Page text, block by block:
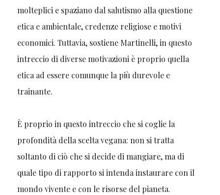
molteplici e spaziano dal salutismo alla questione
etica e ambientale, credenze religiose e motivi
economici. Tuttavia, sostiene Martinelli, in questo
intreccio di diverse motivazioni è proprio quella
etica ad essere comunque la più durevole e
trainante.
È proprio in questo intreccio che si coglie la
profondità della scelta vegana: non si tratta
soltanto di ciò che si decide di mangiare, ma di
quale tipo di rapporto si intenda instaurare con il
mondo vivente e con le risorse del pianeta.